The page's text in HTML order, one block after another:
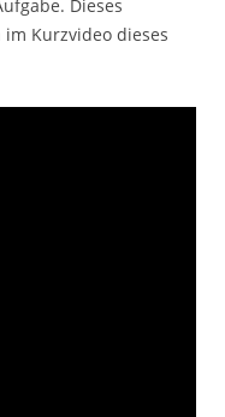
Dieses
Kurzvideo dieses